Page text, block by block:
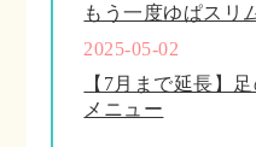
もう一度ゆぱスリ
2025-05-02
【7月まで延長】
メニュー